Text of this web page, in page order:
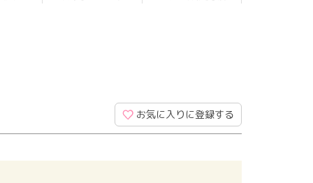
お気に入りに登録する